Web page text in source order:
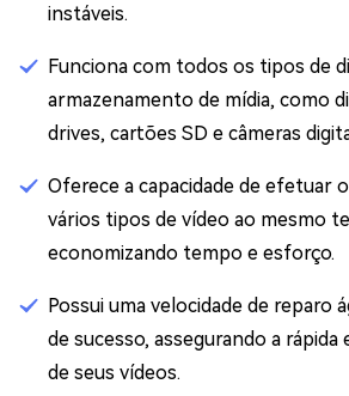
instáveis.
Funciona com todos os tipos de
armazenamento de mídia, como
drives, cartões SD e câmeras
Oferece a capacidade de efetuar
vários tipos de vídeo ao mesmo
economizando tempo e esforço.
Possui uma velocidade de reparo
de sucesso, assegurando a rápida
de seus vídeos.